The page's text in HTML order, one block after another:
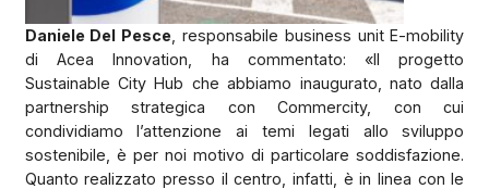
Daniele Del Pesce , responsabile business unit E-mobility
di Acea Innovation, ha commentato: «Il progetto
Sustainable City Hub che abbiamo inaugurato, nato dalla
partnership strategica con Commercity, con cui
condividiamo l’attenzione ai temi legati allo sviluppo
sostenibile, è per noi motivo di particolare soddisfazione.
Quanto realizzato presso il centro, infatti, è in linea con le